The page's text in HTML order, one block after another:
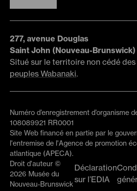
277, avenue Douglas
Saint John (Nouveau-Brunswick)
Situé sur le territoire non cédé des
peuples Wabanaki.
Numéro d’enregistrement d’organisme
108089921 RR0001
Site Web financé en partie par le
l'entremise de l'Agence de promotion
atlantique (APECA).
Droit d'auteur ©
2026 Musée du
Nouveau-Brunswick
Déclaration
sur l’EDIA